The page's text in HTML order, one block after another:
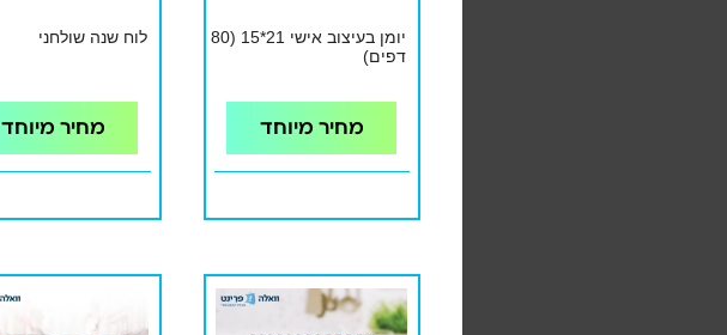
יומן בעיצוב אישי 21*15 (80
דפים)
מחיר מיוחד
לוח שנה שולחני
מחיר מיוחד